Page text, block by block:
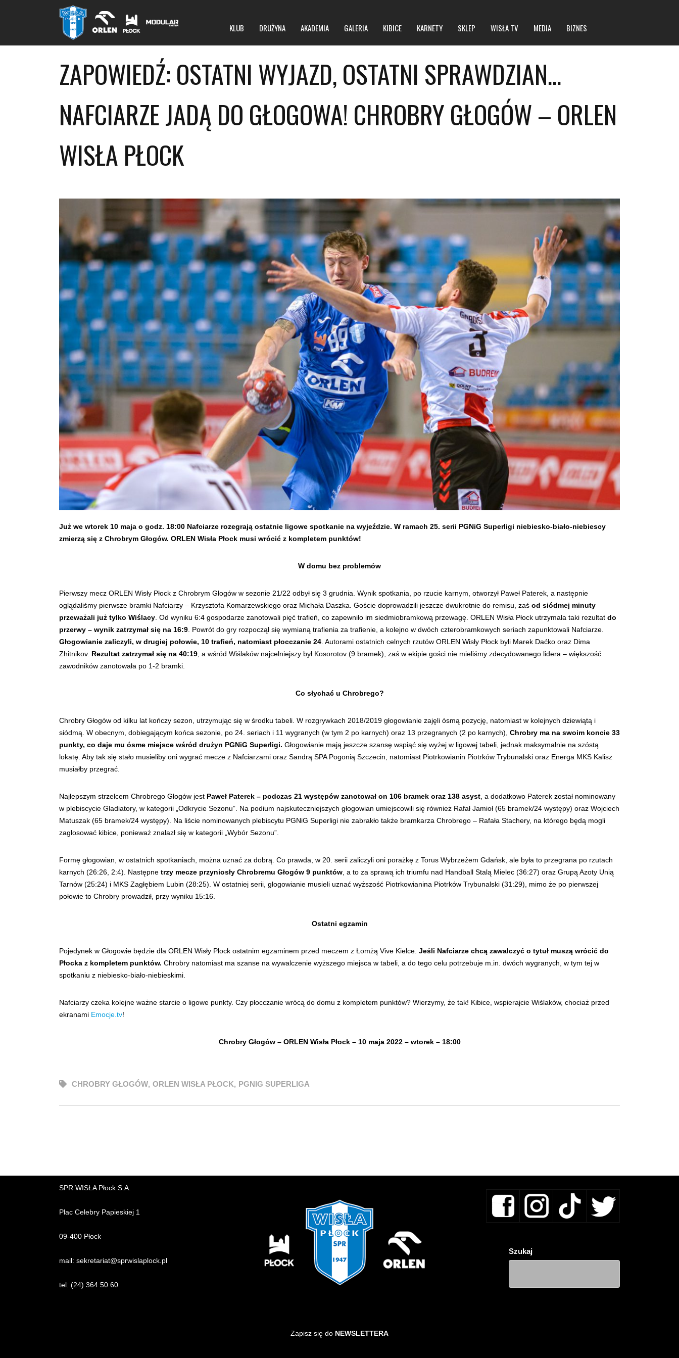
KLUB
Zarząd
Polityka bezpieczeństwa niepełnoletnich
Procedura zgłaszania nieprawidłowości
Regulamin obiektu Dane rejestrowe
DRUŻYNA AKADEMIA GALERIA KIBICE KARNETY SKLEP WISŁA TV MEDIA BIZNES
ZAPOWIEDŹ: OSTATNI WYJAZD, OSTATNI SPRAWDZIAN…
NAFCIARZE JADĄ DO GŁOGOWA! CHROBRY GŁOGÓW – ORLEN
WISŁA PŁOCK
Już we wtorek 10 maja o godz. 18:00 Nafciarze rozegrają ostatnie ligowe spotkanie na wyjeździe. W ramach 25. serii PGNiG Superligi niebiesko-biało-niebiescy
zmierzą się z Chrobrym Głogów. ORLEN Wisła Płock musi wrócić z kompletem punktów!
W domu bez problemów
Pierwszy mecz ORLEN Wisły Płock z Chrobrym Głogów w sezonie 21/22 odbył się 3 grudnia. Wynik spotkania, po rzucie karnym, otworzył Paweł Paterek, a następnie
oglądaliśmy pierwsze bramki Nafciarzy – Krzysztofa Komarzewskiego oraz Michała Daszka. Goście doprowadzili jeszcze dwukrotnie do remisu, zaś od siódmej minuty
przeważali już tylko Wiślacy . Od wyniku 6:4 gospodarze zanotowali pięć trafień, co zapewniło im siedmiobramkową przewagę. ORLEN Wisła Płock utrzymała taki rezultat do
przerwy – wynik zatrzymał się na 16:9 . Powrót do gry rozpoczął się wymianą trafienia za trafienie, a kolejno w dwóch czterobramkowych seriach zapunktowali Nafciarze.
Głogowianie zaliczyli, w drugiej połowie, 10 trafień, natomiast płocczanie 24 . Autorami ostatnich celnych rzutów ORLEN Wisły Płock byli Marek Daćko oraz Dima
Zhitnikov. Rezultat zatrzymał się na 40:19 , a wśród Wiślaków najcelniejszy był Kosorotov (9 bramek), zaś w ekipie gości nie mieliśmy zdecydowanego lidera – większość
zawodników zanotowała po 1-2 bramki.
Co słychać u Chrobrego?
Chrobry Głogów od kilku lat kończy sezon, utrzymując się w środku tabeli. W rozgrywkach 2018/2019 głogowianie zajęli ósmą pozycję, natomiast w kolejnych dziewiątą i
siódmą. W obecnym, dobiegającym końca sezonie, po 24. seriach i 11 wygranych (w tym 2 po karnych) oraz 13 przegranych (2 po karnych), Chrobry ma na swoim koncie 33
punkty, co daje mu ósme miejsce wśród drużyn PGNiG Superligi. Głogowianie mają jeszcze szansę wspiąć się wyżej w ligowej tabeli, jednak maksymalnie na szóstą
lokatę. Aby tak się stało musieliby oni wygrać mecze z Nafciarzami oraz Sandrą SPA Pogonią Szczecin, natomiast Piotrkowianin Piotrków Trybunalski oraz Energa MKS Kalisz
musiałby przegrać.
Najlepszym strzelcem Chrobrego Głogów jest Paweł Paterek – podczas 21 występów zanotował on 106 bramek oraz 138 asyst , a dodatkowo Paterek został nominowany
w plebiscycie Gladiatory, w kategorii „Odkrycie Sezonu”. Na podium najskuteczniejszych głogowian umiejscowili się również Rafał Jamioł (65 bramek/24 występy) oraz Wojciech
Matuszak (65 bramek/24 występy). Na liście nominowanych plebiscytu PGNiG Superligi nie zabrakło także bramkarza Chrobrego – Rafała Stachery, na którego będą mogli
zagłosować kibice, ponieważ znalazł się w kategorii „Wybór Sezonu”.
Formę głogowian, w ostatnich spotkaniach, można uznać za dobrą. Co prawda, w 20. serii zaliczyli oni porażkę z Torus Wybrzeżem Gdańsk, ale była to przegrana po rzutach
karnych (26:26, 2:4). Następne trzy mecze przyniosły Chrobremu Głogów 9 punktów , a to za sprawą ich triumfu nad Handball Stalą Mielec (36:27) oraz Grupą Azoty Unią
Tarnów (25:24) i MKS Zagłębiem Lubin (28:25). W ostatniej serii, głogowianie musieli uznać wyższość Piotrkowianina Piotrków Trybunalski (31:29), mimo że po pierwszej
połowie to Chrobry prowadził, przy wyniku 15:16.
Ostatni egzamin
Pojedynek w Głogowie będzie dla ORLEN Wisły Płock ostatnim egzaminem przed meczem z Łomżą Vive Kielce. Jeśli Nafciarze chcą zawalczyć o tytuł muszą wrócić do
Płocka z kompletem punktów. Chrobry natomiast ma szanse na wywalczenie wyższego miejsca w tabeli, a do tego celu potrzebuje m.in. dwóch wygranych, w tym tej w
spotkaniu z niebiesko-biało-niebieskimi.
Nafciarzy czeka kolejne ważne starcie o ligowe punkty. Czy płocczanie wrócą do domu z kompletem punktów? Wierzymy, że tak! Kibice, wspierajcie Wiślaków, chociaż przed
ekranami Emocje.tv!
Chrobry Głogów – ORLEN Wisła Płock – 10 maja 2022 – wtorek – 18:00
CHROBRY GŁOGÓW, ORLEN WISŁA PŁOCK, PGNIG SUPERLIGA
SPR WISŁA Płock S.A.
Plac Celebry Papieskiej 1
09-400 Płock
mail: sekretariat@sprwislaplock.pl
tel: (24) 364 50 60
Szukaj
Zapisz się do NEWSLETTERA